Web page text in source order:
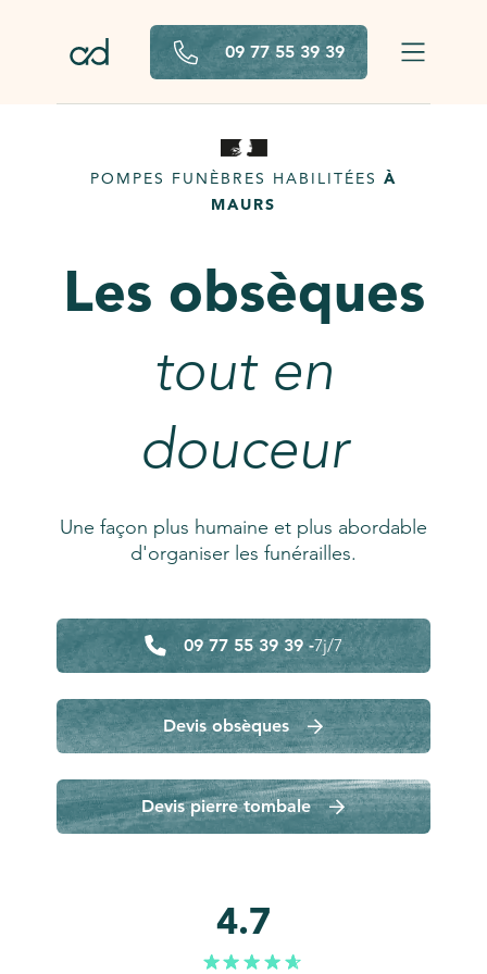
09 77 55 39 39
POMPES FUNÈBRES HABILITÉES À
MAURS
Les obsèques
tout en
douceur
Une façon plus humaine et plus abordable
d'organiser les funérailles.
09 77 55 39 39 -7j/7
Devis obsèques
Devis pierre tombale
4.7